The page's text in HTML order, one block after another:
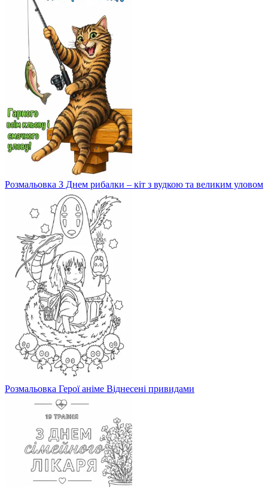
Розмальовка З Днем рибалки – кіт з вудкою та великим уловом
Розмальовка Герої аніме Віднесені привидами